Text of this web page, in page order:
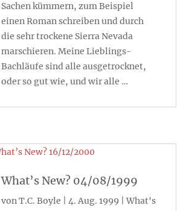
Sachen kümmern, zum Beispiel
einen Roman schreiben und durch
die sehr trockene Sierra Nevada
marschieren. Meine Lieblings-
Bachläufe sind alle ausgetrocknet,
oder so gut wie, und wir alle …
What’s New? 04/08/1999
von T.C. Boyle 4. Aug. 1999|What's